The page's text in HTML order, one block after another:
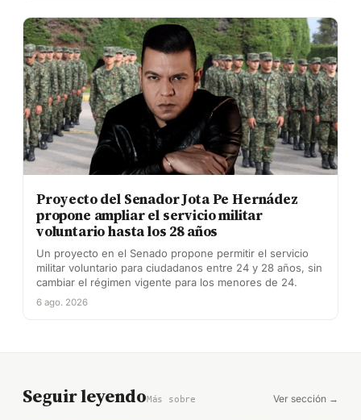
Proyecto del Senador Jota Pe Hernádez
propone ampliar el servicio militar
voluntario hasta los 28 años
Un proyecto en el Senado propone permitir el servicio
militar voluntario para ciudadanos entre 24 y 28 años, sin
cambiar el régimen vigente para los menores de 24.
6 ago. 2026
Seguir leyendoMás sobre Ver sección →